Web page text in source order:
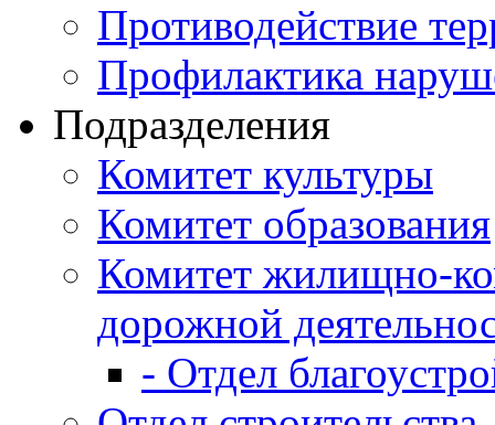
Противодействие
Профилактика
Подразделения
Комитет культуры
Комитет образования
Комитет жилищно-
дорожной
- Отдел